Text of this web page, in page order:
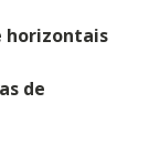
horizontais
de